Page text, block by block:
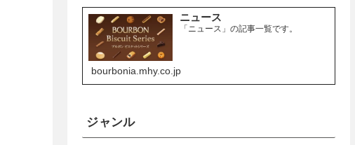
ニュース
「ニュース」の記事一覧です。
bourbonia.mhy.co.jp
ジャンル